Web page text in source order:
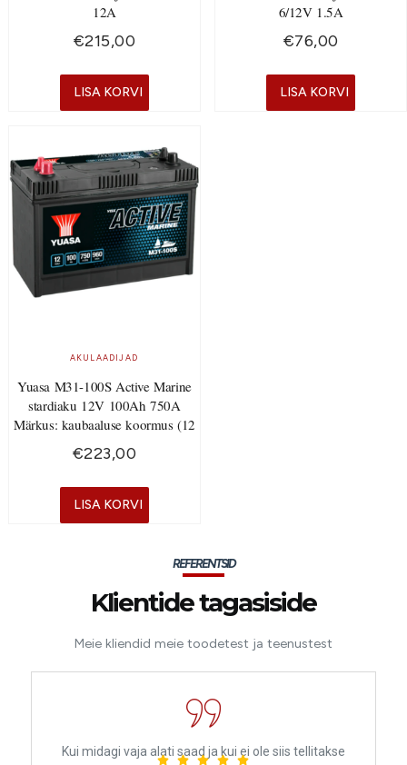
12A
€215,00
LISA KORVI
6/12V 1.5A
€76,00
LISA KORVI
AKULAADIJAD
Yuasa M31-100S Active Marine
stardiaku 12V 100Ah 750A
Märkus: kaubaaluse koormus (12
€223,00
LISA KORVI
REFERENTSID
Klientide tagasiside
Meie kliendid meie toodetest ja teenustest
Kui midagi vaja alati saad ja kui ei ole siis tellitakse